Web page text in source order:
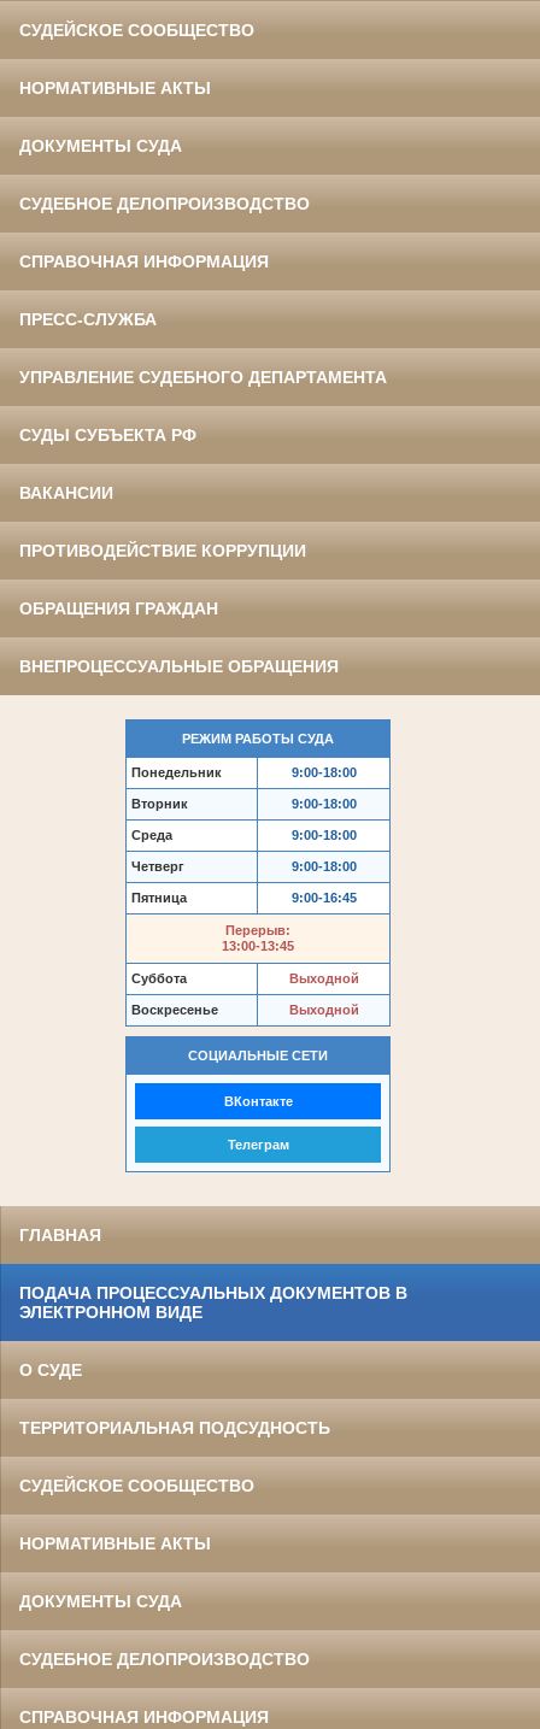
СУДЕЙСКОЕ СООБЩЕСТВО
НОРМАТИВНЫЕ АКТЫ
ДОКУМЕНТЫ СУДА
СУДЕБНОЕ ДЕЛОПРОИЗВОДСТВО
СПРАВОЧНАЯ ИНФОРМАЦИЯ
ПРЕСС-СЛУЖБА
УПРАВЛЕНИЕ СУДЕБНОГО ДЕПАРТАМЕНТА
СУДЫ СУБЪЕКТА РФ
ВАКАНСИИ
ПРОТИВОДЕЙСТВИЕ КОРРУПЦИИ
ОБРАЩЕНИЯ ГРАЖДАН
ВНЕПРОЦЕССУАЛЬНЫЕ ОБРАЩЕНИЯ
РЕЖИМ РАБОТЫ СУДА
Понедельник 9:00-18:00
Вторник 9:00-18:00
Среда 9:00-18:00
Четверг 9:00-18:00
Пятница 9:00-16:45
Перерыв:
13:00-13:45
Суббота Выходной
Воскресенье Выходной
СОЦИАЛЬНЫЕ СЕТИ
ВКонтакте
Телеграм
ГЛАВНАЯ
ПОДАЧА ПРОЦЕССУАЛЬНЫХ ДОКУМЕНТОВ В
ЭЛЕКТРОННОМ ВИДЕ
О СУДЕ
ТЕРРИТОРИАЛЬНАЯ ПОДСУДНОСТЬ
СУДЕЙСКОЕ СООБЩЕСТВО
НОРМАТИВНЫЕ АКТЫ
ДОКУМЕНТЫ СУДА
СУДЕБНОЕ ДЕЛОПРОИЗВОДСТВО
СПРАВОЧНАЯ ИНФОРМАЦИЯ